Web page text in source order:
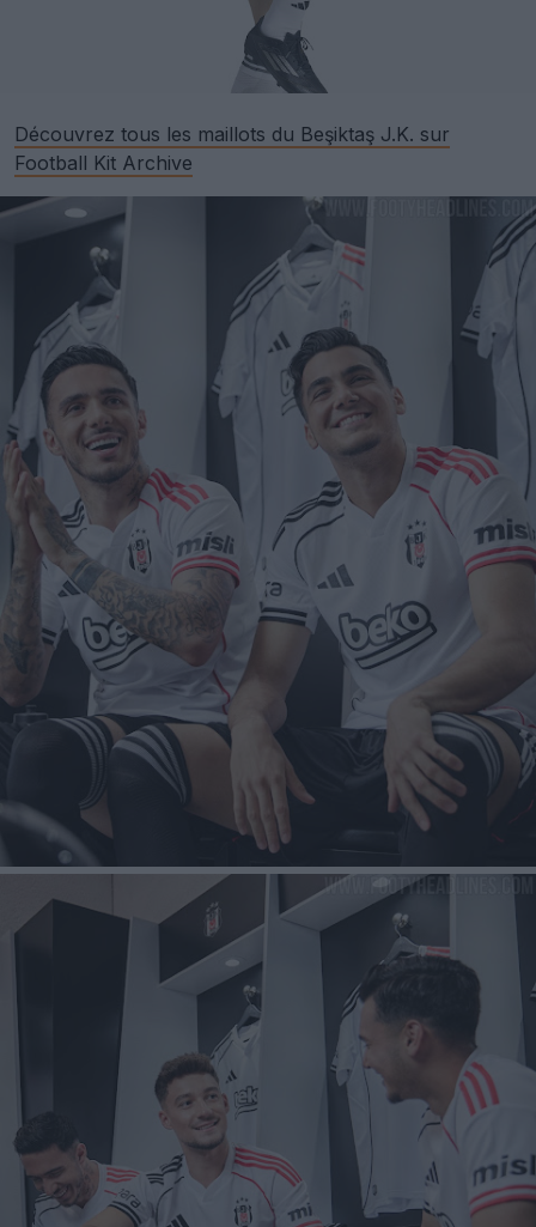
Découvrez tous les maillots du Beşiktaş J.K. sur
Football Kit Archive